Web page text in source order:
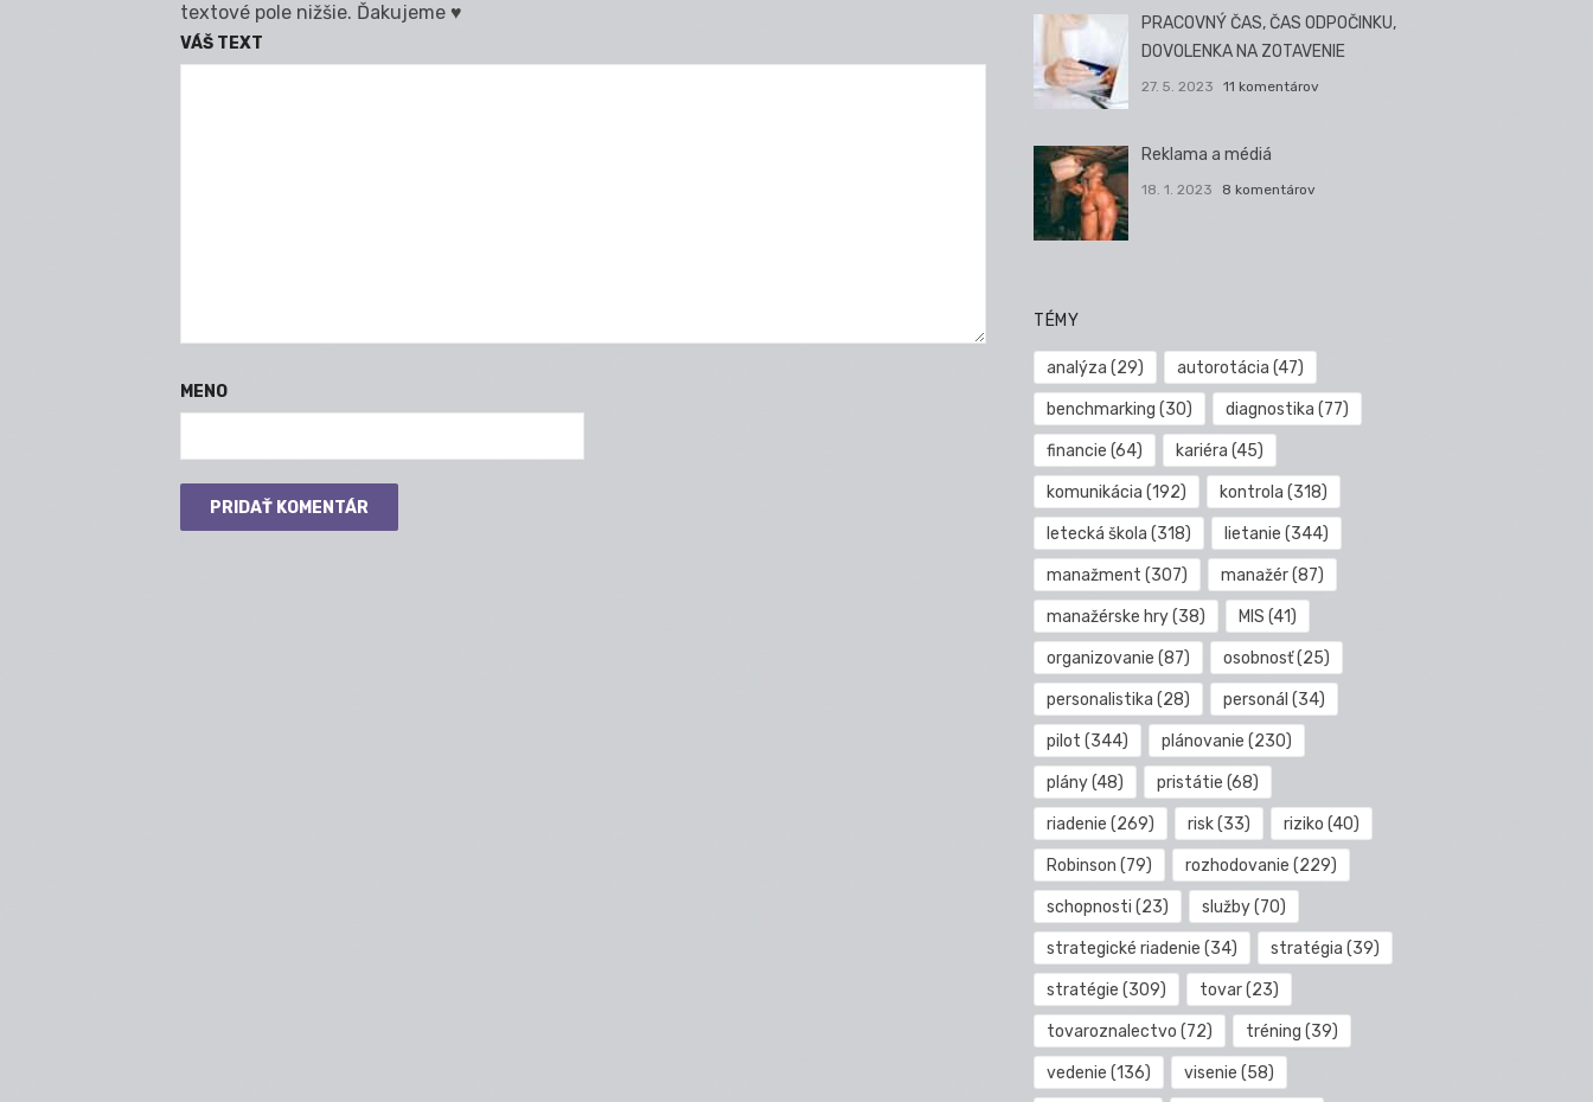
textové pole nižšie. Ďakujeme ♥
VÁŠ TEXT
MENO
PRACOVNÝ ČAS, ČAS ODPOČINKU,
DOVOLENKA NA ZOTAVENIE
27. 5. 2023 11 komentárov
Reklama a médiá
18. 1. 2023 8 komentárov
TÉMY
analýza (29) autorotácia (47)
benchmarking (30) diagnostika (77)
financie (64) kariéra (45)
komunikácia (192) kontrola (318)
letecká škola (318) lietanie (344)
manažment (307) manažér(87)
manažérske hry(38) MIS (41)
organizovanie (87) osobnosť(25)
personalistika (28) personál (34)
pilot (344) plánovanie (230)
plány(48) pristátie (68)
riadenie (269) risk(33) riziko (40)
Robinson (79) rozhodovanie (229)
schopnosti (23) služby(70)
strategické riadenie (34) stratégia (39)
stratégie (309) tovar(23)
tovaroznalectvo (72) tréning (39)
vedenie (136) visenie (58)